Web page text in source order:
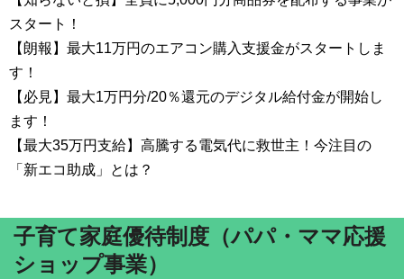
スタート！
【朗報】最大11万円のエアコン購入支援金がスタートしま
す！
【必見】最大1万円分/20％還元のデジタル給付金が開始し
ます！
【最大35万円支給】高騰する電気代に救世主！今注目の
「新エコ助成」とは？
子育て家庭優待制度（パパ・ママ応援
ショップ事業）